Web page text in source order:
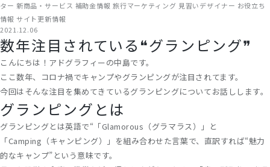
ター 新商品・サービス 補助金情報 旅行マーケティング 見習いデザイナー お役立ち
情報 サイト更新情報
2021.12.06
数年注目されている❝グランピング❞
こんにちは！アドグラフィーの中島です。
ここ数年、コロナ禍でキャンプやグランピングが注目されてます。
今回はそんな注目を集めてきているグランピングについてお話しします。
グランピングとは
グランピングとは英語で“「Glamorous（グラマラス）」と
「Camping（キャンピング）」を組み合わせた言葉で、直訳すれば“魅力
的なキャンプ”という意味です。